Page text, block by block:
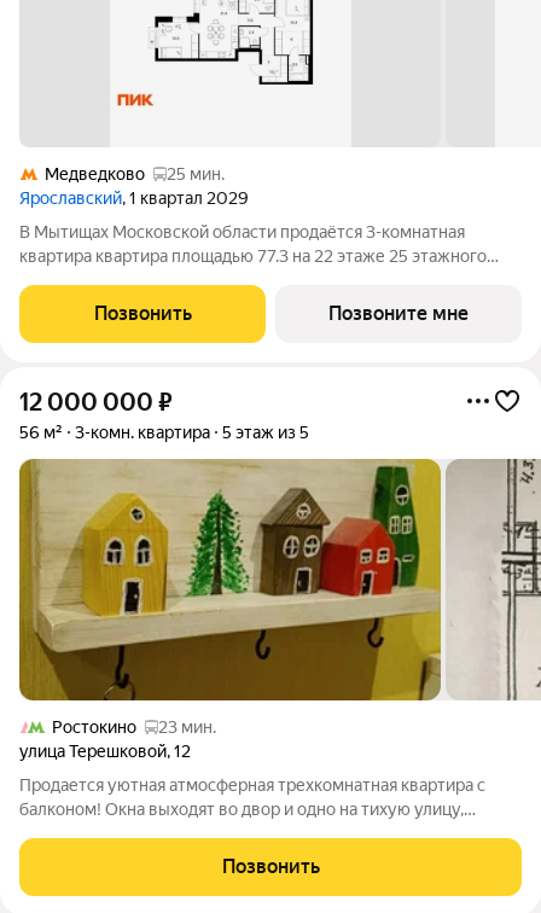
Медведково
25 мин.
Ярославский, 1 квартал 2029
В Мытищах Московской области продаётся 3-комнатная
квартира квартира площадью 77.3 на 22 этаже 25 этажного
Удобное расположение 15 минут на общественном транспорте
до платформы Мытищи и 20
Позвонить Позвоните мне
12 000 000 ₽
56 м² 3-комн. квартира 5 этаж из 5
Ростокино
23 мин.
улица Терешковой,12
Продается уютная атмосферная трехкомнатная квартира с
балконом! Окна выходят во двор и одно на тихую улицу,
санузел(перепланировка узаконена). Большая комната ( 18.9)
носит функцию гостиной и
Позвонить